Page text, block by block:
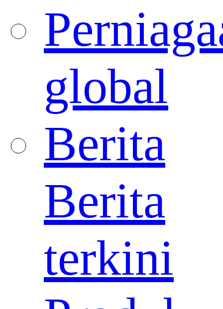
global
Berita
Berita
terkini